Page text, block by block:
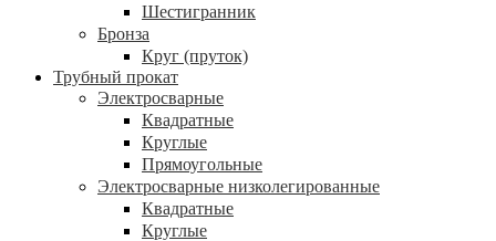
Шестигранник
Бронза
Круг (пруток)
Трубный прокат
Электросварные
Квадратные
Круглые
Прямоугольные
Электросварные низколегированные
Квадратные
Круглые